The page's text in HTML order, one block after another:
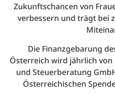
Zukunftschancen von
verbessern und trägt bei
Die Finanzgebarung
Österreich wird jährlich
und Steuerberatung
Österreichischen